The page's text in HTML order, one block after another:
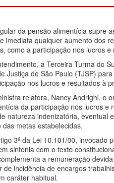
da pensão alimentícia supre
imediata qualquer aumento dos
como a participação nos lucros
a Terceira Turma do
Justiça de São Paulo (TJSP)
nos lucros e resultados à
relatora, Nancy Andrighi, o
da participação nos lucros e
natureza indenizatória, eventual
das metas estabelecidas.
3º da Lei 10.101/00,
sintonia com o texto
a remuneração
de incidência de encargos
caráter habitual.